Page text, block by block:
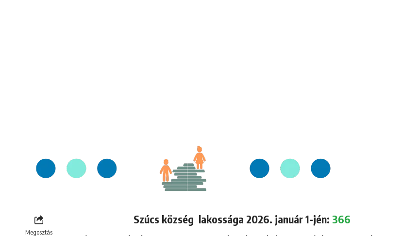
Megosztás
Szúcs község lakossága 2026. január 1-jén: 366